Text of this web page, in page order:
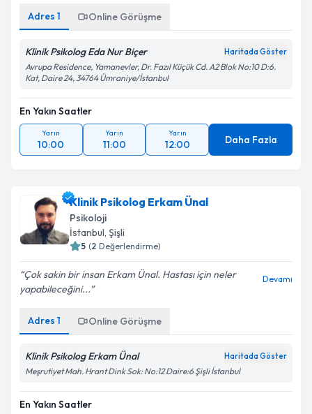
Adres 1 Online Görüşme
Klinik Psikolog Eda Nur Biçer Haritada Göster
Avrupa Residence, Yamanevler, Dr. Fazıl Küçük Cd. A2 Blok No:10 D:6.
Kat, Daire 24, 34764 Ümraniye/İstanbul
En Yakın Saatler
Yarın
10:00
Yarın
11:00
Yarın
12:00 Daha Fazla
Klinik Psikolog Erkam Ünal
Psikoloji
İstanbul, Şişli
5 (2 Değerlendirme)
Çok sakin bir insan Erkam Ünal. Hastası için neler
yapabileceğini...
Devamı
Adres 1 Online Görüşme
Klinik Psikolog Erkam Ünal Haritada Göster
Meşrutiyet Mah. Hrant Dink Sok: No:12 Daire:6 Şişli İstanbul
En Yakın Saatler